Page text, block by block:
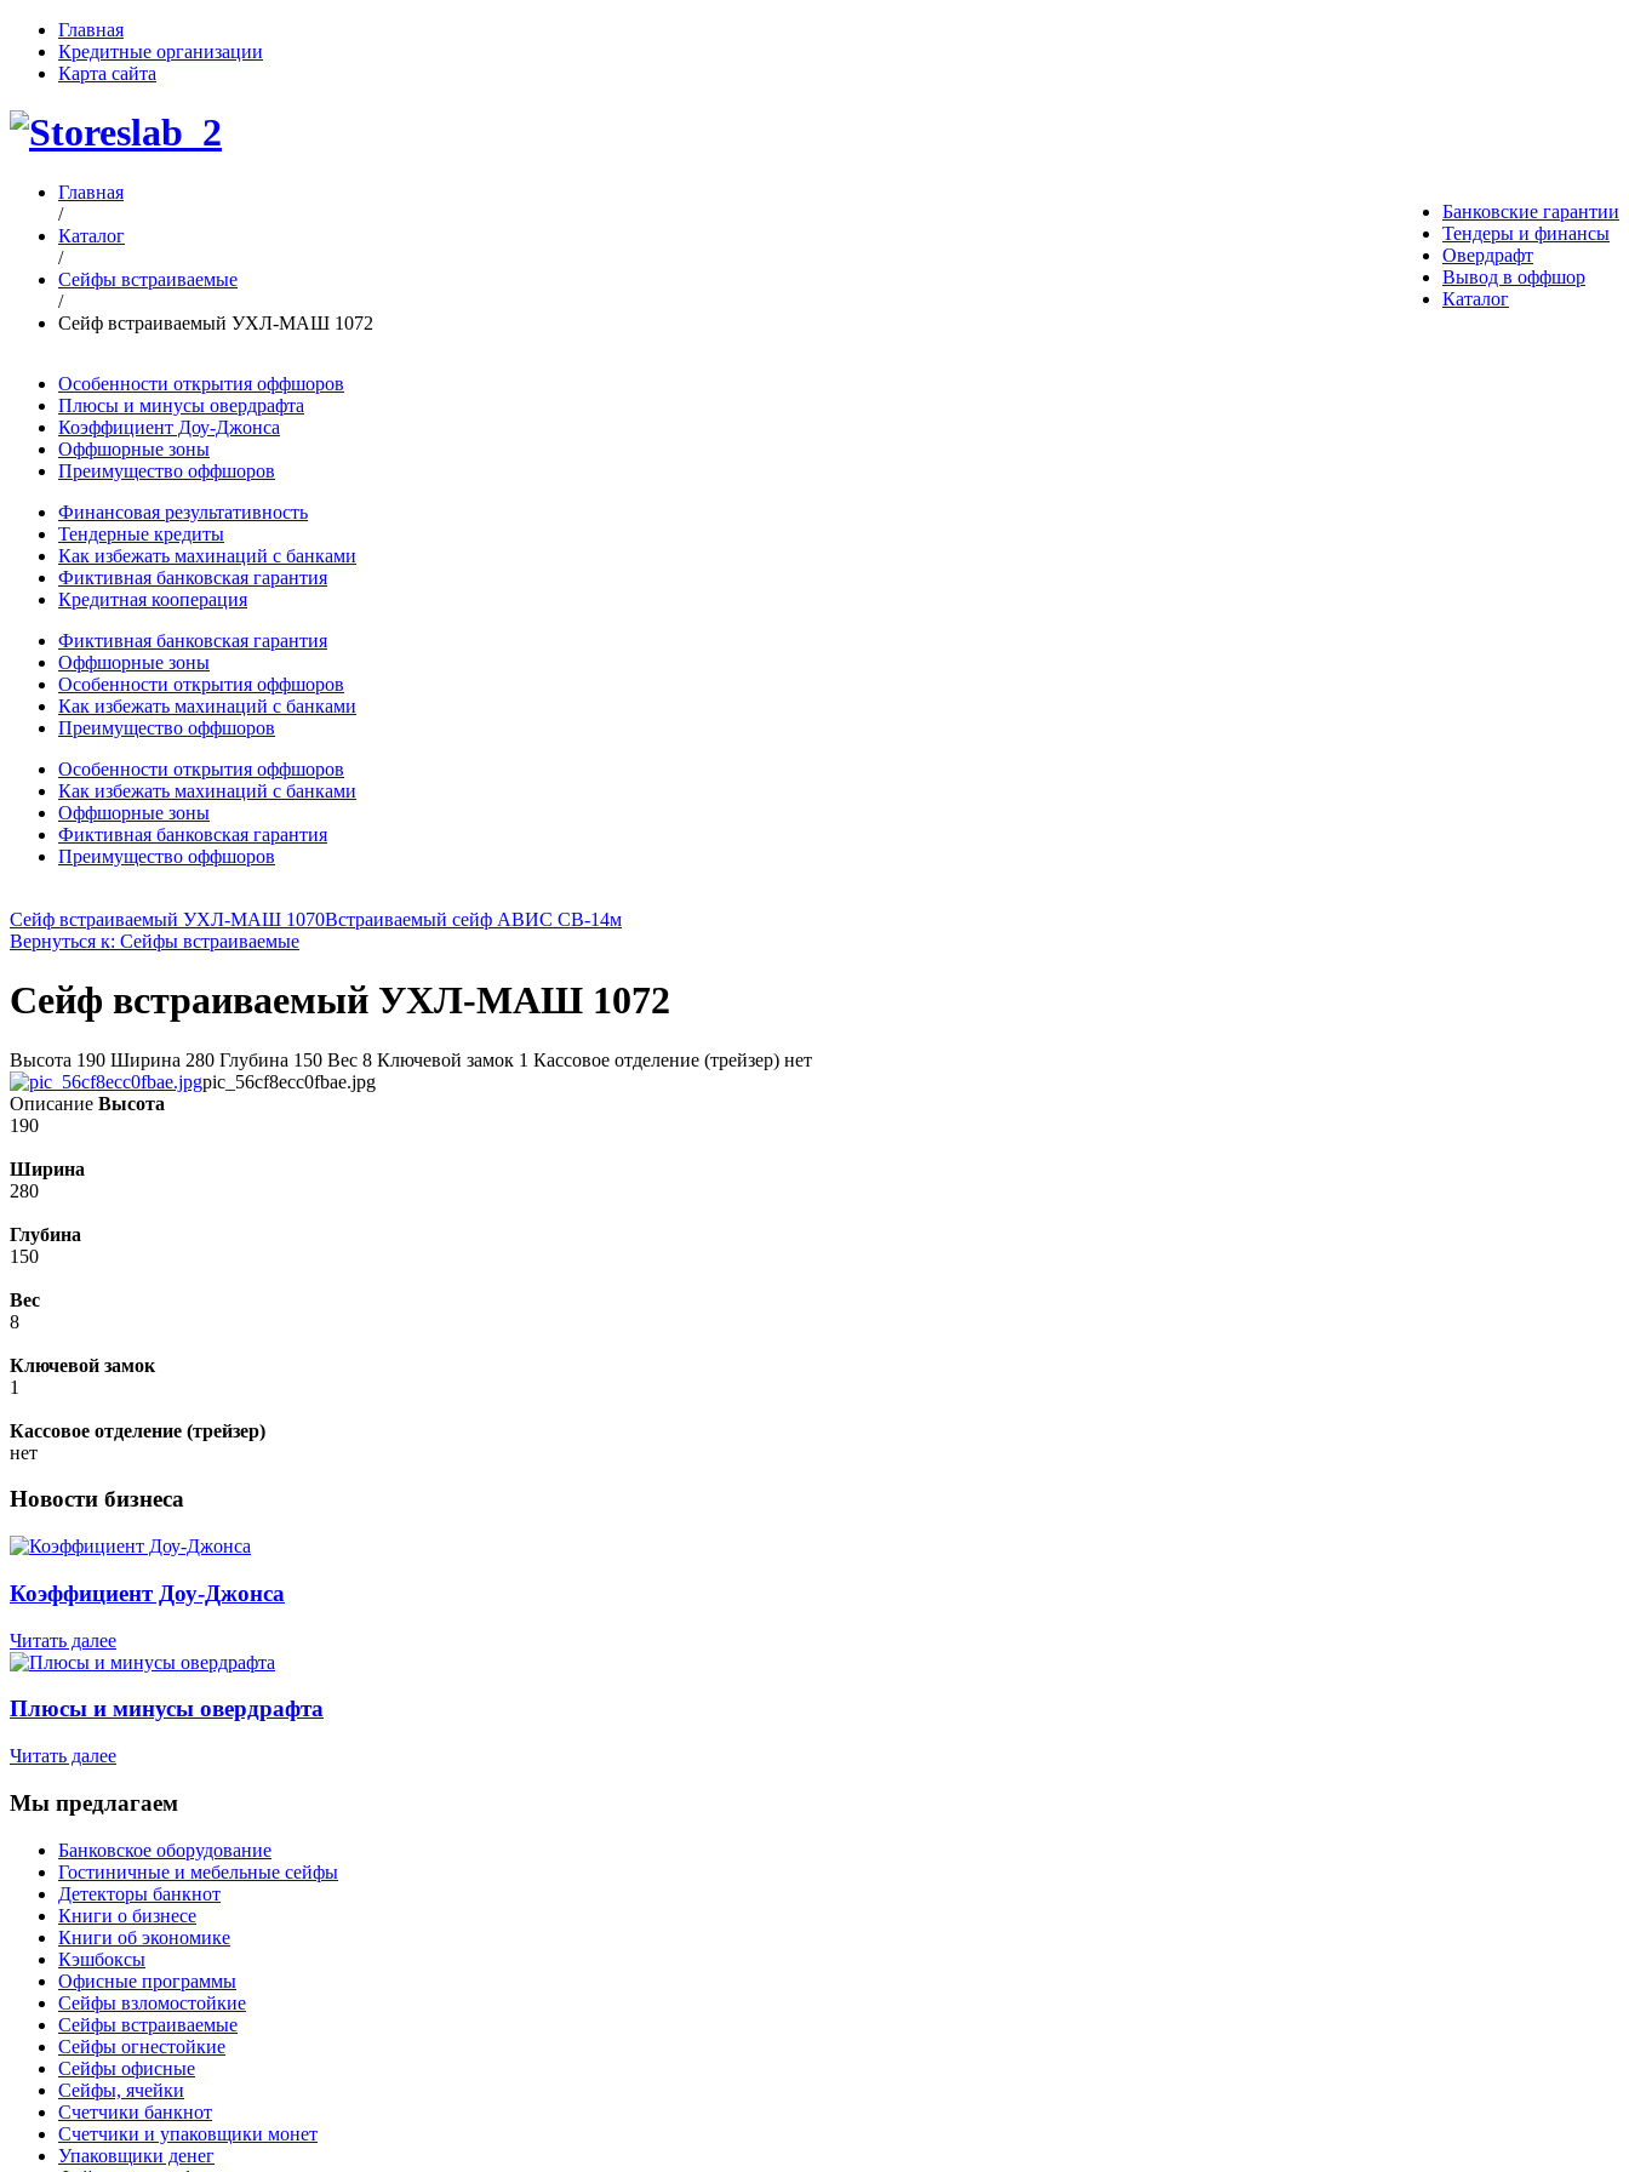
Главная
Кредитные организации
Карта сайта
Банковские гарантии
Тендеры и финансы
Овердрафт
Вывод в оффшор
Каталог
Главная
/
Каталог
/
Сейфы встраиваемые
/
Сейф встраиваемый УХЛ-МАШ 1072
Особенности открытия оффшоров
Плюсы и минусы овердрафта
Коэффициент Доу-Джонса
Оффшорные зоны
Преимущество оффшоров
Финансовая результативность
Тендерные кредиты
Как избежать махинаций с банками
Фиктивная банковская гарантия
Кредитная кооперация
Фиктивная банковская гарантия
Оффшорные зоны
Особенности открытия оффшоров
Как избежать махинаций с банками
Преимущество оффшоров
Особенности открытия оффшоров
Как избежать махинаций с банками
Оффшорные зоны
Фиктивная банковская гарантия
Преимущество оффшоров
Сейф встраиваемый УХЛ-МАШ 1070Встраиваемый сейф АВИС СВ-14м
Вернуться к: Сейфы встраиваемые
Сейф встраиваемый УХЛ-МАШ 1072
Высота 190 Ширина 280 Глубина 150 Вес 8 Ключевой замок 1 Кассовое отделение (трейзер) нет
pic_56cf8ecc0fbae.jpg
Описание Высота
190
Ширина
280
Глубина
150
Вес
8
Ключевой замок
1
Кассовое отделение (трейзер)
нет
Новости бизнеса
Коэффициент Доу-Джонса
Читать далее
Плюсы и минусы овердрафта
Читать далее
Мы предлагаем
Банковское оборудование
Гостиничные и мебельные сейфы
Детекторы банкнот
Книги о бизнесе
Книги об экономике
Кэшбоксы
Офисные программы
Сейфы взломостойкие
Сейфы встраиваемые
Сейфы огнестойкие
Сейфы офисные
Сейфы, ячейки
Счетчики банкнот
Счетчики и упаковщики монет
Упаковщики денег